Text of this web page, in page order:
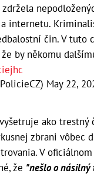
internetu.
čin. V tuto
by někomu
May 22,
ako trestný
zbrani vôbec
V
že "nešlo o násilný